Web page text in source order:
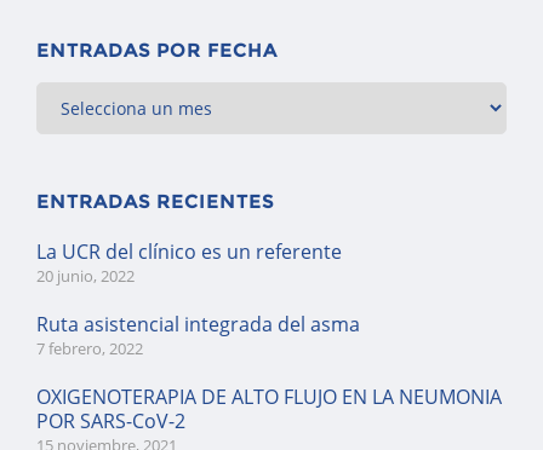
ENTRADAS POR FECHA
ENTRADAS RECIENTES
La UCR del clínico es un referente
20 junio, 2022
Ruta asistencial integrada del asma
7 febrero, 2022
OXIGENOTERAPIA DE ALTO FLUJO EN LA NEUMONIA
POR SARS-CoV-2
15 noviembre, 2021